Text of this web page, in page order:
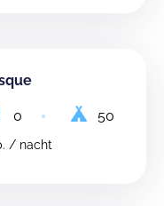
0
50
/ nacht